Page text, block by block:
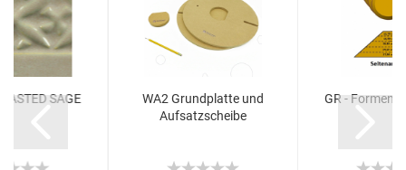
SAGE
WA2 Grundplatte und
Aufsatzscheibe
GR - Formen